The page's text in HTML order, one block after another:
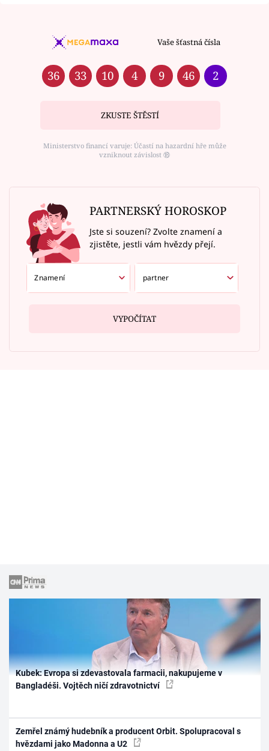
Vaše šťastná čísla
36 33 10 4 9 46 2
ZKUSTE ŠTĚSTÍ
Ministerstvo financí varuje: Účastí na hazardní hře může
vzniknout závislost ⑱
PARTNERSKÝ HOROSKOP
Jste si souzení? Zvolte znamení a
zjistěte, jestli vám hvězdy přejí.
VYPOČÍTAT
Kubek: Evropa si zdevastovala farmacii, nakupujeme v
Bangladéši. Vojtěch ničí zdravotnictví
Zemřel známý hudebník a producent Orbit. Spolupracoval s
hvězdami jako Madonna a U2